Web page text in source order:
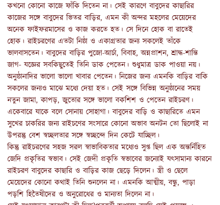
কখনো কোনো কাজে ফাঁকি দিতেন না। সেই কারণে বাবুদের কাছারির
কাজের সঙ্গে বাবুদের ভিতর বাড়ির, এমন কী অন্দর মহলের মেয়েদের
অনেক ফাইফরমাসের ও কাজ করতে হত। সে দিনে হোক বা রাতেই
হোক। রাইচরণের এতটা নিষ্ঠা ও একাগ্রতার জন্য সকলেই তাঁকে
ভালবাসতেন। বাবুদের বাড়ির পুজো-আর্চা, বিবাহ, অন্নপ্রাশন, শ্রাদ্ধ-শান্তি
জাগ- যজ্ঞের সবকিছুতেই তিনি ডাক পেতেন। শুধুমাত্র ডাক পাওয়া নয়।
অনুষ্ঠানাদির ভালো ভালো খাবার পেতেন। নিজের জন্য এমনকি বাড়ির বাকি
সকলের জন্যও মাঝে মধ্যে দেয়া হত। সেই সঙ্গে বিভিন্ন অনুষ্ঠানের সময়
নতুন জামা, কাপড়, জুতোর সঙ্গে ভালো বকশিশ ও পেতেন রাইচরণ।
একেবারে যাকে বলে সোনায় সোহাগা। বাবুদের বাড়ি ও কাছারিতে এ‌মন
সুখের চাকরির জন্য রাইচণের সংসারে কোনো অভাব অনটন তো ছিলোই না
উপরন্তু বেশ স্বচ্ছলতার সঙ্গে স্বচ্ছন্দে দিন কেটে যাচ্ছিল।
কিন্তু রাইচরণের সহজ সরল স্বাভাবিকতার মধ্যেও সুপ্ত ছিল এক অন্তর্নিহিত
জেদি প্রকৃতির স্বভাব। সেই জেদী প্রকৃতি স্বভাবের জন্যোই যৎসামান্য কারনে
রাইচরণ বাবুদের কাছারি ও বাড়ির কাজ ছেড়ে দিলেন। স্ত্রী ও ছেলে
মেয়েদের কোনো কথাই তিনি শুনলেন না। এমনকি আত্মীয়, বন্ধু, পাড়া
পড়শি হিতৈষীদের ও অনুরোধের ও মান্যতা দিলেন না।